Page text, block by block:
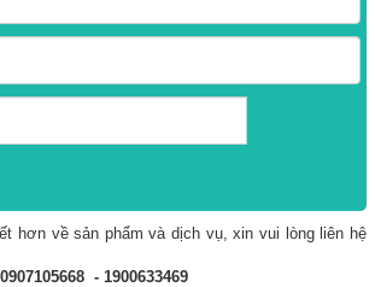
hơn về sản phẩm và dịch vụ, xin vui lòng liên hệ
- 1900633469